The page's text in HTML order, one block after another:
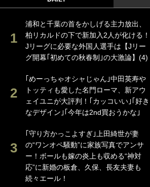
浦和と千葉の首をかしげる主力放出、
柏リカルドの下で新加入2人が化ける！
Jリーグに必要な外国人選手は【Jリー
グ開幕｢初めての秋春制｣の大激論】(4)
｢めーっちゃオシャじゃん｣中田英寿や
トッティも愛した名門ローマ、新アウ
ェイユニが大評判！｢カッコいい｣｢好き
なデザイン｣｢今年は2nd買おうかな｣
｢守り方かっこよすぎ｣上田綺世が妻
の“ワンオペ騒動”に家族写真でアンサ
ー！ボールも嫁の炎上も収める“神対
応”に新婚の板倉、久保、長友夫妻も
続々エール！